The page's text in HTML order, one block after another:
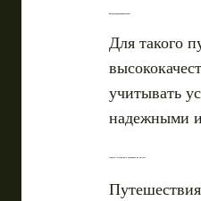
Выбор снаряжения и одежды
Для такого
учитывать
надежными
Секреты безопасного треккинга на высоте